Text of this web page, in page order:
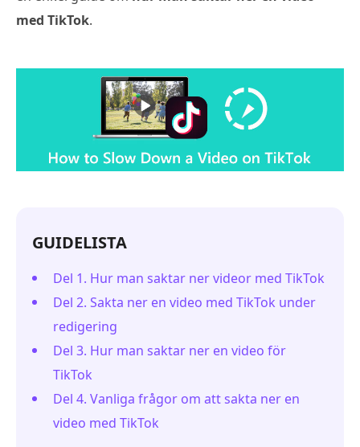
med TikTok.
GUIDELISTA
Del 1. Hur man saktar ner videor med TikTok
Del 2. Sakta ner en video med TikTok under
redigering
Del 3. Hur man saktar ner en video för
TikTok
Del 4. Vanliga frågor om att sakta ner en
video med TikTok